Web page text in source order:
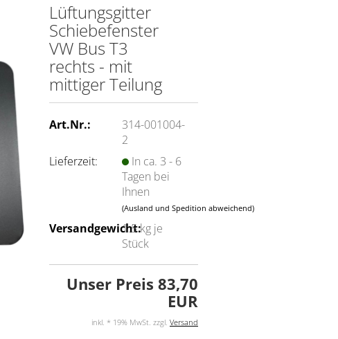
Lüftungsgitter
Schiebefenster
VW Bus T3
rechts - mit
mittiger Teilung
Art.Nr.:
314-001004-
2
Lieferzeit:
In ca. 3 - 6
Tagen bei
Ihnen
(Ausland und Spedition abweichend)
Versandgewicht:
1.5kg je
Stück
Unser Preis 83,70
EUR
inkl. * 19% MwSt. zzgl. Versand